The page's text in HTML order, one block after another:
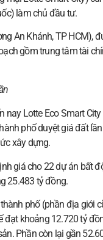
làm chủ đầu tư.
An Khánh, TP HCM),
gồm trung tâm tài
nay Lotte Eco Smart
phố duyệt giá đất
xây dựng.
giá cho 22 dự án bất
25.483 tỷ đồng.
phố (phần địa giới
đạt khoảng 12.720 tỷ
Phần còn lại gần